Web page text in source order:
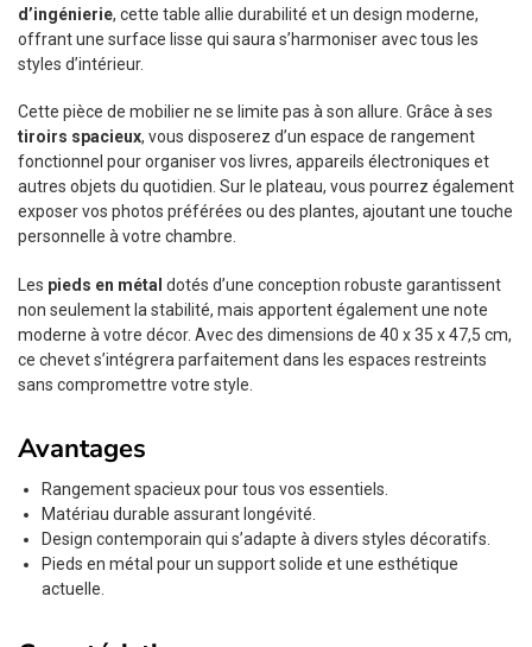
d’ingénierie, cette table allie durabilité et un design moderne,
offrant une surface lisse qui saura s’harmoniser avec tous les
styles d’intérieur.
Cette pièce de mobilier ne se limite pas à son allure. Grâce à ses
tiroirs spacieux, vous disposerez d’un espace de rangement
fonctionnel pour organiser vos livres, appareils électroniques et
autres objets du quotidien. Sur le plateau, vous pourrez également
exposer vos photos préférées ou des plantes, ajoutant une touche
personnelle à votre chambre.
Les pieds en métal dotés d’une conception robuste garantissent
non seulement la stabilité, mais apportent également une note
moderne à votre décor. Avec des dimensions de 40 x 35 x 47,5 cm,
ce chevet s’intégrera parfaitement dans les espaces restreints
sans compromettre votre style.
Avantages
Rangement spacieux pour tous vos essentiels.
Matériau durable assurant longévité.
Design contemporain qui s’adapte à divers styles décoratifs.
Pieds en métal pour un support solide et une esthétique
actuelle.